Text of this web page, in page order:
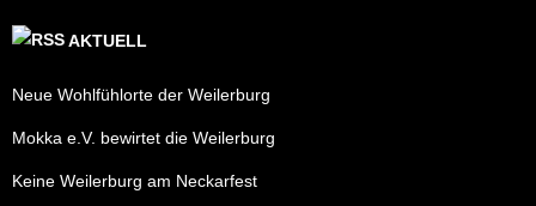
AKTUELL
Neue Wohlfühlorte der Weilerburg
Mokka e.V. bewirtet die Weilerburg
Keine Weilerburg am Neckarfest